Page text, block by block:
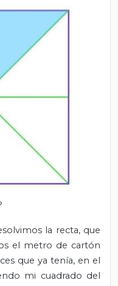
la recta, que
el metro de cartón
que ya tenía, en el
mi cuadrado del